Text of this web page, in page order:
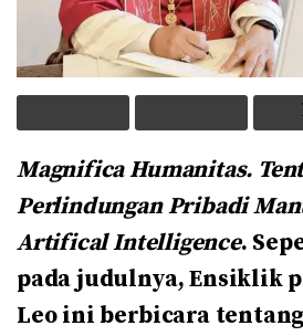
Magnifica Humanitas.
Perlindungan Pribadi
Artifical Intelligence.
pada judulnya, Ensiklik
Leo ini berbicara